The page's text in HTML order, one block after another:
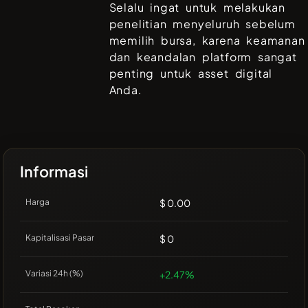
Selalu ingat untuk melakukan
penelitian menyeluruh sebelum
memilih bursa, karena keamanan
dan keandalan platform sangat
penting untuk asset digital
Anda.
Informasi
Harga $ 0.00
Kapitalisasi Pasar $ 0
Variasi 24h (%) +2.47%